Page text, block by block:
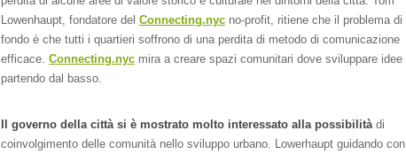
Lowenhaupt, fondatore del Connecting.nyc no-profit, ritiene che il problema di
fondo è che tutti i quartieri soffrono di una perdita di metodo di comunicazione
efficace. Connecting.nyc mira a creare spazi comunitari dove sviluppare idee
partendo dal basso.
Il governo della città si è mostrato molto interessato alla possibilità di
coinvolgimento delle comunità nello sviluppo urbano. Lowerhaupt guidando con